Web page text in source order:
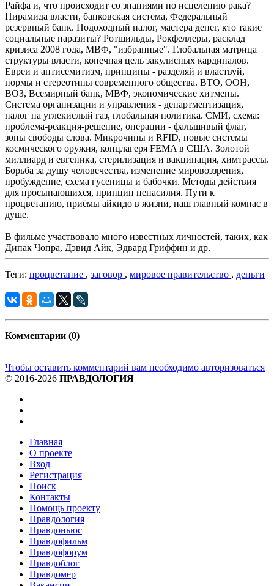
Райфа и, что происходит со знаниями по исцелению рака?
Пирамида власти, банковская система, Федеральный
резервный банк. Подоходный налог, мастера денег, кто такие
социальные паразиты? Ротшильды, Рокфеллеры, расклад
кризиса 2008 года, МВФ, "избранные". Глобальная матрица
структуры власти, конечная цель закулисных кардиналов.
Евреи и антисемитизм, принципы - разделяй и властвуй,
нормы и стереотипы современного общества. ВТО, ООН,
ВОЗ, Всемирный банк, МВФ, экономические хитмены.
Система организации и управления - департментизация,
налог на углекислый газ, глобальная политика. СМИ, схема:
проблема-реакция-решение, операции - фальшивый флаг,
зоны свободы слова. Микрочипы и RFID, новые системы
космического оружия, концлагеря FEMA в США. Золотой
миллиард и евгеника, стерилизация и вакцинация, химтрассы.
Борьба за душу человечества, изменение мировоззрения,
пробуждение, схема гусеницы и бабочки. Методы действия
для просыпающихся, принцип ненасилия. Пути к
процветанию, приёмы айкидо в жизни, наш главный компас в
душе.
В фильме участвовало много известных личностей, таких, как
Дипак Чопра, Дэвид Айк, Эдвард Гриффин и др.
Теги: процветание , заговор , мировое правительство , деньги
Комментарии (0)
Чтобы оставить комментарий вам необходимо авторизоваться
© 2016-2026 ПРАВДОЛОГИЯ
Главная
О проекте
Вход
Регистрация
Поиск
Контакты
Помощь проекту
Правдология
Правдоньюс
Правдофильм
Правдофорум
Правдоблог
Правдомер